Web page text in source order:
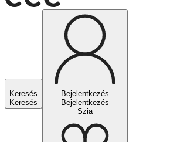
Keresés
Keresés
Bejelentkezés
Bejelentkezés
Szia